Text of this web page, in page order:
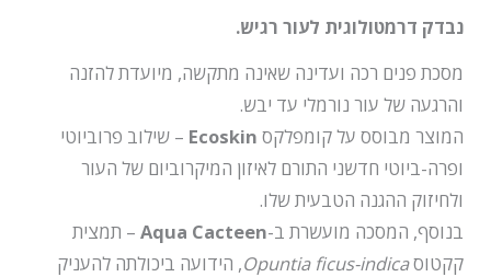
נבדק דרמטולוגית לעור רגיש.
מסכת פנים רכה ועדינה שאינה מתקשה, מיועדת להזנה
והרגעה של עור נורמלי עד יבש.
המוצר מבוסס על קומפלקס Ecoskin – שילוב פרוביוטי
ופרה-ביוטי חדשני התורם לאיזון המיקרוביום של העור
ולחיזוק ההגנה הטבעית שלו.
בנוסף, המסכה מועשרת ב-Aqua Cacteen – תמצית
קקטוסOpuntia ficus-indica, הידועה ביכולתה להעניק